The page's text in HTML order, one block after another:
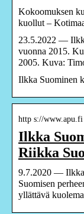
Kokoomuksen
kuollut –
23.5.2022 —
vuonna 2015.
2005. Kuva:
Ilkka Suominen
http s://
Ilkka
Riikka
9.7.2020 — Ilkka
Suomisen
yllättävä